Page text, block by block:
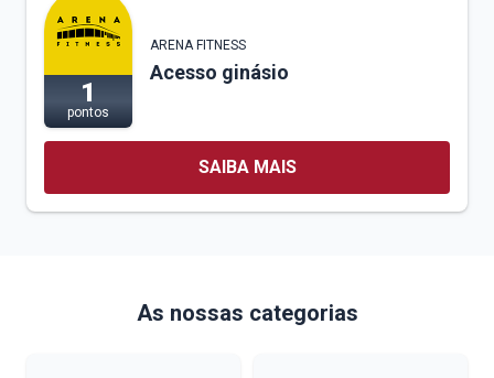
1
pontos
ARENA FITNESS
Acesso ginásio
SAIBA MAIS
As nossas categorias